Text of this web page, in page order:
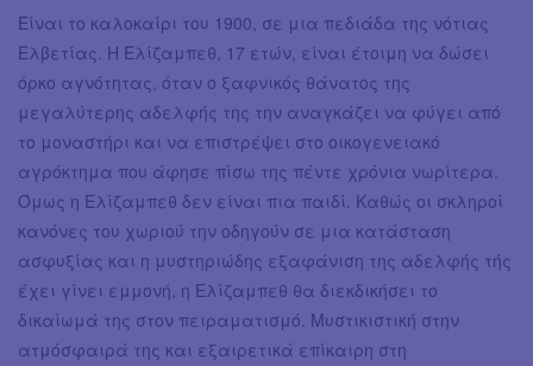
Είναι το καλοκαίρι του 1900, σε μια πεδιάδα της νότιας
Ελβετίας. Η Ελίζαμπεθ, 17 ετών, είναι έτοιμη να δώσει
όρκο αγνότητας, όταν ο ξαφνικός θάνατος της
μεγαλύτερης αδελφής της την αναγκάζει να φύγει από
το μοναστήρι και να επιστρέψει στο οικογενειακό
αγρόκτημα που άφησε πίσω της πέντε χρόνια νωρίτερα.
Όμως η Ελίζαμπεθ δεν είναι πια παιδί. Καθώς οι σκληροί
κανόνες του χωριού την οδηγούν σε μια κατάσταση
ασφυξίας και η μυστηριώδης εξαφάνιση της αδελφής τής
έχει γίνει εμμονή, η Ελίζαμπεθ θα διεκδικήσει το
δικαίωμά της στον πειραματισμό. Μυστικιστική στην
ατμόσφαιρά της και εξαιρετικά επίκαιρη στη